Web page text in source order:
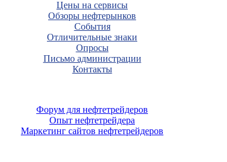
Цены на сервисы
Обзоры нефтерынков
События
Отличительные знаки
Опросы
Письмо администрации
Контакты
Форум для нефтетрейдеров
Опыт нефтетрейдера
Маркетинг сайтов нефтетрейдеров